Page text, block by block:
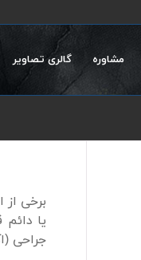
مشاوره گالری تصاویر
برخی از
یا دائم
جراحی (